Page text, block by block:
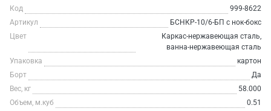
Код
999-8622
Артикул
БСНКР-10/6-БП с нок-бокс
Цвет
Каркас-нержавеющая сталь,
ванна-нержавеющая сталь
Упаковка
картон
Борт
Да
Вес, кг
58.000
Объем, м.куб
0.51